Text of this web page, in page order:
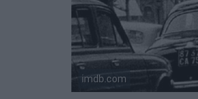
imdb.com